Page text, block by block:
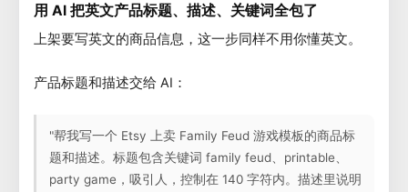
用 AI 把英文产品标题、描述、关键词全包了
上架要写英文的商品信息，这一步同样不用你懂英文。
产品标题和描述交给 AI：
"帮我写一个 Etsy 上卖 Family Feud 游戏模板的商品标
题和描述。标题包含关键词 family feud、printable、
party game，吸引人，控制在 140 字符内。描述里说明